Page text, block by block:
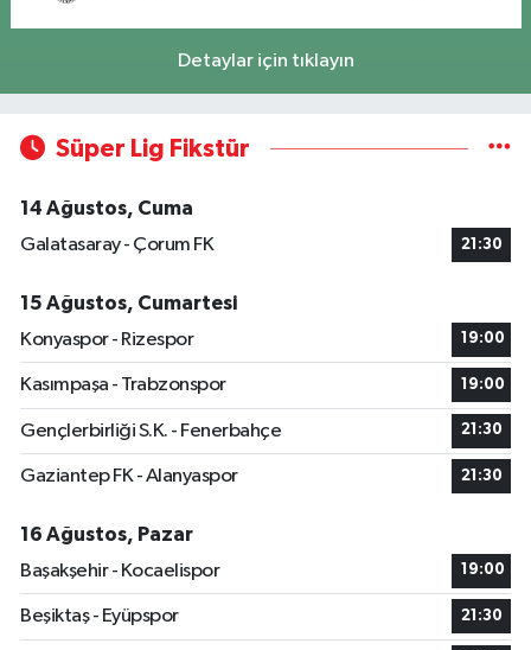
Detaylar için tıklayın
Süper Lig Fikstür
14 Ağustos, Cuma
Galatasaray - Çorum FK
21:30
15 Ağustos, Cumartesi
Konyaspor - Rizespor
19:00
Kasımpaşa - Trabzonspor 19:00
Gençlerbirliği S.K. - Fenerbahçe 21:30
Gaziantep FK - Alanyaspor 21:30
16 Ağustos, Pazar
Başakşehir - Kocaelispor
19:00
Beşiktaş - Eyüpspor 21:30